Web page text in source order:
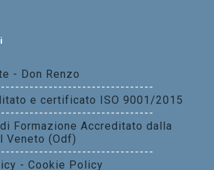
- Don Renzo
e certificato ISO 9001/2015
Formazione Accreditato dalla
Veneto (Odf)
- Cookie Policy